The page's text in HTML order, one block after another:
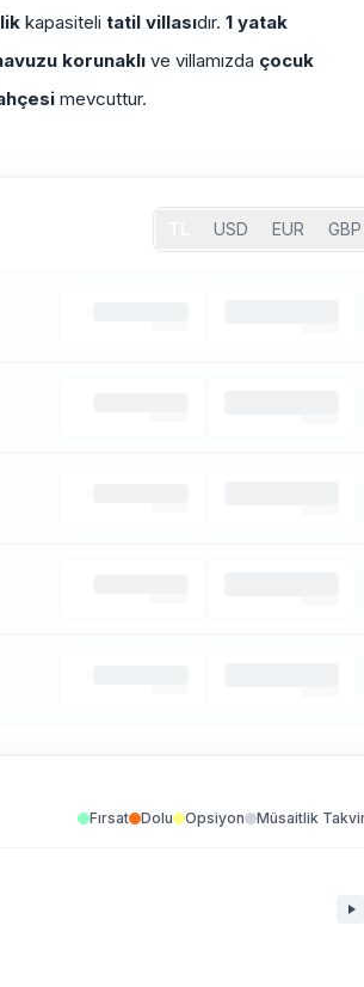
kapasiteli tatil villasıdır. 1 yatak
korunaklı ve villamızda çocuk
mevcuttur.
USD EUR GBP
Fırsat Dolu Opsiyon Müsaitlik